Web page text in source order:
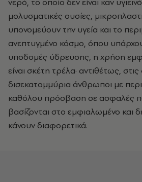
μολυσματικές ουσίες,
υπονομεύουν την υγεία και το
ανεπτυγμένο κόσμο, όπου
υποδομές ύδρευσης, η χρήση
είναι σκέτη τρέλα· αντιθέτως,
δισεκατομμύρια άνθρωποι με
καθόλου πρόσβαση σε ασφαλές
βασίζονται στο εμφιαλωμένο και
κάνουν διαφορετικά.